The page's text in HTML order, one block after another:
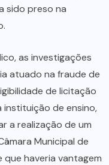
sido preso na
as investigações
atuado na fraude de
de licitação
de ensino,
a realização de um
Municipal de
que haveria vantagem